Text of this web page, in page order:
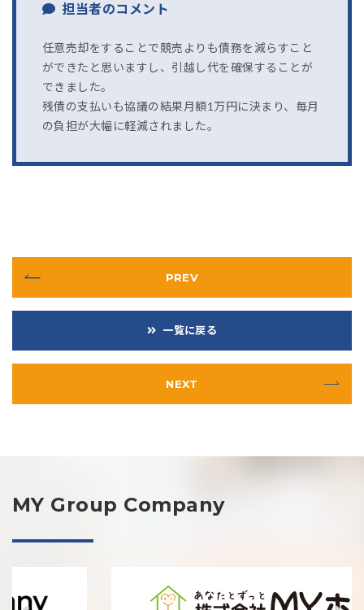
担当者のコメント
任意売却をすることで競売よりも債務を減らすこと
ができたと思いますし、引越し代を確保することが
できました。
残債の支払いも協議の結果月額1万円に決まり、毎月
の負担が大幅に軽減されました。
PREV
一覧に戻る
NEXT
MY Group Company